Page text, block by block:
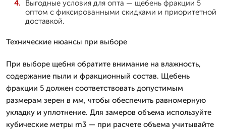
Выгодные условия для опта — щебень фракции 5
оптом с фиксированными скидками и приоритетной
доставкой.
Технические нюансы при выборe
При выборе щебня обратите внимание на влажность,
содержание пыли и фракционный состав. Щебень
фракции 5 должен соответствовать допустимым
размерам зерен в мм, чтобы обеспечить равномерную
укладку и уплотнение. Для замеров объема используйте
кубические метры m3 — при расчете объема учитывайте